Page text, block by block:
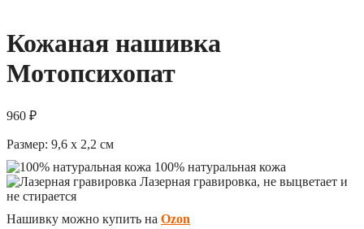
Кожаная нашивка
Мотопсихопат
960 ₽
Размер: 9,6 x 2,2 см
100% натуральная кожа
Лазерная гравировка, не выцветает и
не стирается
Нашивку можно купить на Ozon